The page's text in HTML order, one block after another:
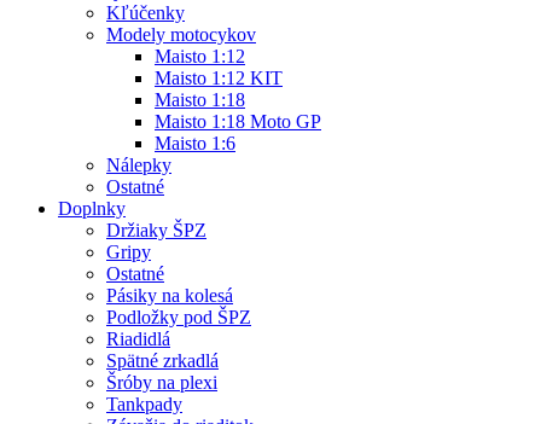
Kľúčenky
Modely motocykov
Maisto 1:12
Maisto 1:12 KIT
Maisto 1:18
Maisto 1:18 Moto GP
Maisto 1:6
Nálepky
Ostatné
Doplnky
Držiaky ŠPZ
Gripy
Ostatné
Pásiky na kolesá
Podložky pod ŠPZ
Riadidlá
Spätné zrkadlá
Šróby na plexi
Tankpady